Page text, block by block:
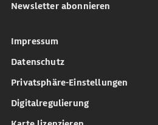
Newsletter abonnieren
Impressum
Datenschutz
Privatsphäre-Einstellungen
Digitalregulierung